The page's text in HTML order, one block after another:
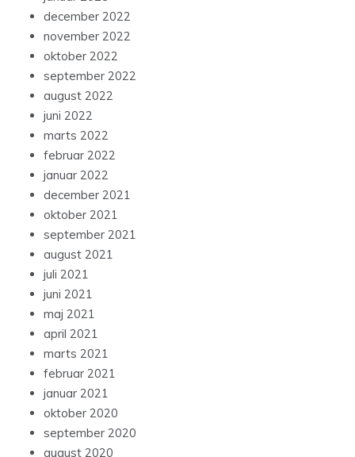
december 2022
november 2022
oktober 2022
september 2022
august 2022
juni 2022
marts 2022
februar 2022
januar 2022
december 2021
oktober 2021
september 2021
august 2021
juli 2021
juni 2021
maj 2021
april 2021
marts 2021
februar 2021
januar 2021
oktober 2020
september 2020
august 2020